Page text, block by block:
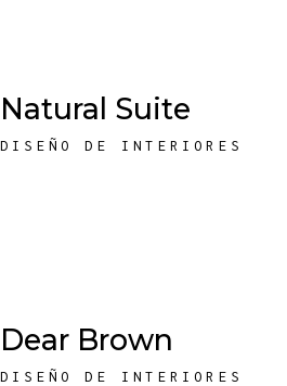
Natural Suite
DISEÑO DE INTERIORES
Dear Brown
DISEÑO DE INTERIORES